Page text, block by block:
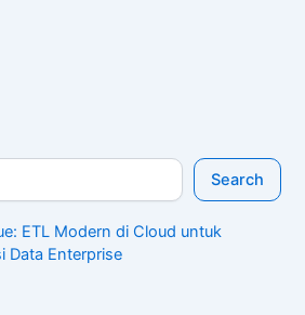
Search
ETL Modern di Cloud untuk
Data Enterprise